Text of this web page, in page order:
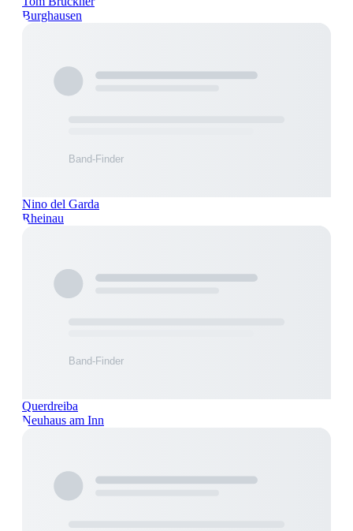
Burghausen
Nino del Garda
Rheinau
Querdreiba
Neuhaus am Inn